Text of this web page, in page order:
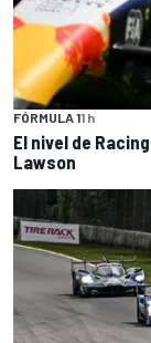
FÓRMULA 11 h
El nivel de
Lawson